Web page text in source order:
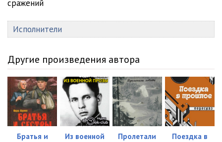
сражений
Исполнители
Другие произведения автора
Братья и
Из военной
Пролетали
Поездка в